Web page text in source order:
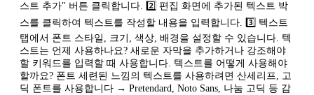
스트 추가" 버튼 클릭합니다. 2️⃣ 편집 화면에 추가된 텍스트 박
스를 클릭하여 텍스트를 작성할 내용을 입력합니다. 3️⃣ 텍스트
탭에서 폰트 스타일, 크기, 색상, 배경을 설정할 수 있습니다. 텍
스트는 언제 사용하나요? 새로운 자막을 추가하거나 강조해야
할 키워드를 입력할 때 사용합니다. 텍스트를 어떻게 사용해야
할까요? 폰트 세련된 느낌의 텍스트를 사용하려면 산세리프, 고
딕 폰트를 사용합니다 → Pretendard, Noto Sans, 나눔 고딕 등 감